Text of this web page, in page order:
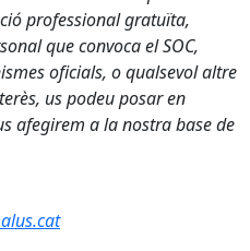
professional gratuïta,
que convoca el SOC,
oficials, o qualsevol altre
us podeu posar en
afegirem a la nostra base de